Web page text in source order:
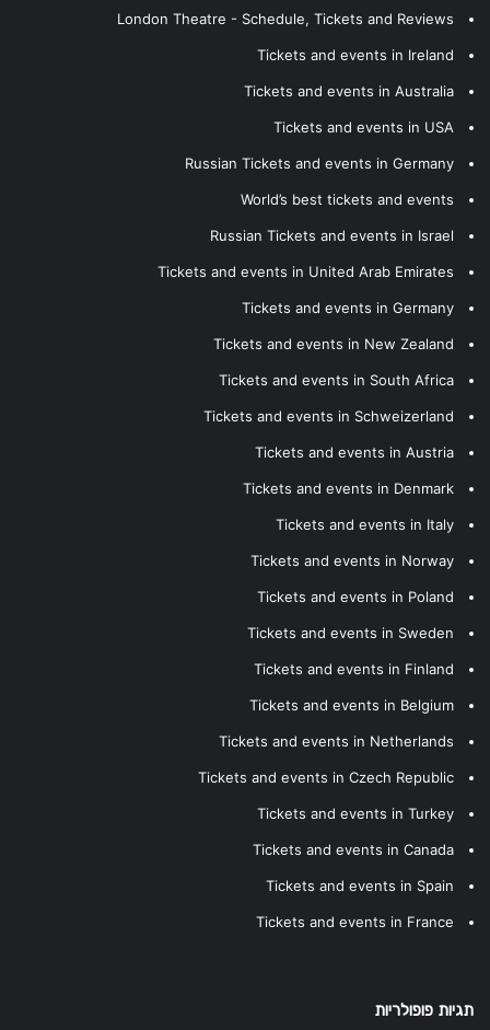
London Theatre - Schedule, Tickets and Reviews
Tickets and events in Ireland
Tickets and events in Australia
Tickets and events in USA
Russian Tickets and events in Germany
World’s best tickets and events
Russian Tickets and events in Israel
Tickets and events in United Arab Emirates
Tickets and events in Germany
Tickets and events in New Zealand
Tickets and events in South Africa
Tickets and events in Schweizerland
Tickets and events in Austria
Tickets and events in Denmark
Tickets and events in Italy
Tickets and events in Norway
Tickets and events in Poland
Tickets and events in Sweden
Tickets and events in Finland
Tickets and events in Belgium
Tickets and events in Netherlands
Tickets and events in Czech Republic
Tickets and events in Turkey
Tickets and events in Canada
Tickets and events in Spain
Tickets and events in France
תגיות פופולריות